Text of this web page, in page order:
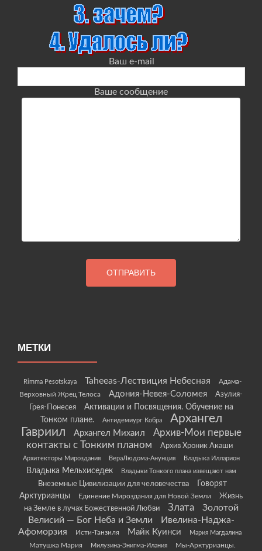
Ваш e-mail
Ваше сообщение
МЕТКИ
Rimma Pesotskaya Taheeas-Лествиция Небесная
Адама-
Верховный Жрец Телоса
Адония-Невея-Соломея
Азулия-
Грея-Понесея
Активации и Посвящения. Обучение на
Тонком плане.
Антидемиург Кобра
Архангел
Гавриил
Архангел Михаил
Архив-Мои первые
контакты с Тонким планом
Архив Хроник Акаши
Архитекторы Мироздания ВераЛюдома-Анунция Владыка Илларион
Владыка Мельхиседек Владыки Тонкого плана извещают нам
Внеземные Цивилизации для человечества
Говорят
Арктурианцы
Единение Мироздания для Новой Земли
Жизнь
на Земле в лучах Божественной Любви
Злата
Золотой
Велисий — Бог Неба и Земли
Ивелина-Наджа-
Афоморзия
Исти-Танзиля Майк Куинси Мария Магдалина
Матушка Мария Милузина-Энигма-Илания
Мы-Арктурианцы.